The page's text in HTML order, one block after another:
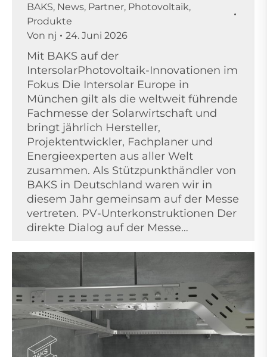
BAKS, News, Partner, Photovoltaik,
Produkte
Von nj 24. Juni 2026
Mit BAKS auf der
IntersolarPhotovoltaik-Innovationen im
Fokus Die Intersolar Europe in
München gilt als die weltweit führende
Fachmesse der Solarwirtschaft und
bringt jährlich Hersteller,
Projektentwickler, Fachplaner und
Energieexperten aus aller Welt
zusammen. Als Stützpunkthändler von
BAKS in Deutschland waren wir in
diesem Jahr gemeinsam auf der Messe
vertreten. PV-Unterkonstruktionen Der
direkte Dialog auf der Messe…